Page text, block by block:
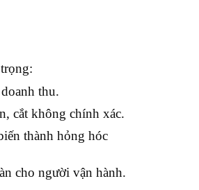
thu.
cắt không chính xác.
thành hỏng hóc
cho người vận hành.